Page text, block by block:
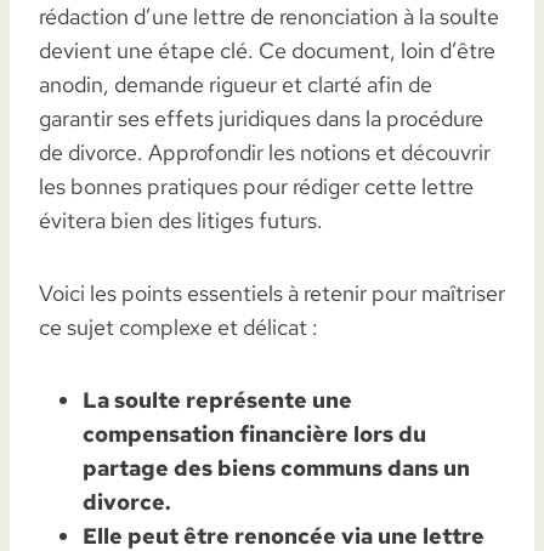
rédaction d’une lettre de renonciation à la soulte
devient une étape clé. Ce document, loin d’être
anodin, demande rigueur et clarté afin de
garantir ses effets juridiques dans la procédure
de divorce. Approfondir les notions et découvrir
les bonnes pratiques pour rédiger cette lettre
évitera bien des litiges futurs.
Voici les points essentiels à retenir pour maîtriser
ce sujet complexe et délicat :
La soulte représente une
compensation financière lors du
partage des biens communs dans un
divorce.
Elle peut être renoncée via une lettre